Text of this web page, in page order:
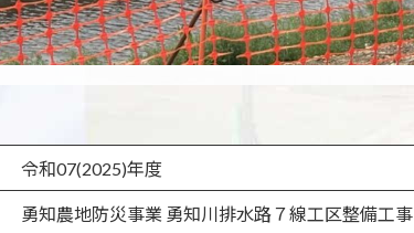
令和07(2025)年度
勇知農地防災事業 勇知川排水路７線工区整備工事